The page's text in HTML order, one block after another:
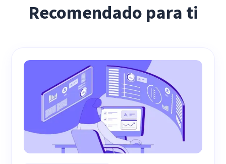
Recomendado para ti